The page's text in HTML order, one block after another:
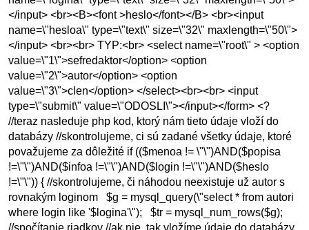
</input> <br><B><font >heslo</font></B> <br><input
name=\"hesloa\" type=\"text\" size=\"32\" maxlength=\"50\">
</input> <br><br> TYP:<br> <select name=\"root\" > <option
value=\"1\">sefredaktor</option> <option
value=\"2\">autor</option> <option
value=\"3\">clen</option> </select><br><br> <input
type=\"submit\" value=\"ODOSLI\"></input></form> <?
//teraz nasleduje php kod, ktorý nám tieto údaje vloží do
databázy //skontrolujeme, ci sú zadané všetky údaje, ktoré
považujeme za dôležité if (($menoa != \"\")AND($popisa
!=\"\")AND($infoa !=\"\")AND($login !=\"\")AND($heslo
!=\"\")) { //skontrolujeme, či náhodou neexistuje už autor s
rovnakým loginom $g = mysql_query(\"select * from autori
where login like '$logina'\"); $tr = mysql_num_rows($g);
//spočítanie riadkov //ak nie, tak vložíme údaje do databázy